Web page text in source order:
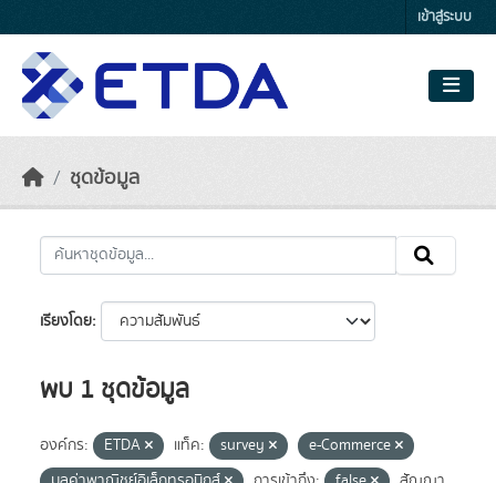
เข้าสู่ระบบ
ชุดข้อมูล
เรียงโดย
พบ 1 ชุดข้อมูล
องค์กร: ETDA แท็ค: survey
e-Commerce